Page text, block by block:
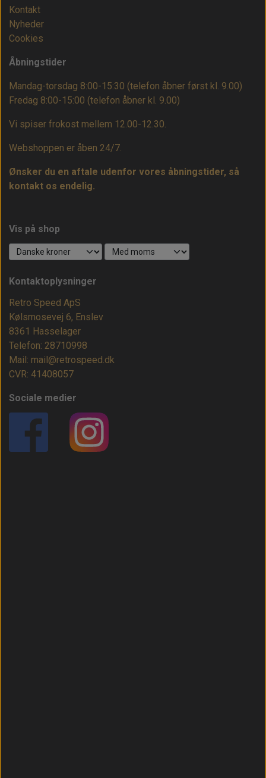
Kontakt
Nyheder
Cookies
Åbningstider
Mandag-torsdag 8:00-15:30 (telefon åbner først kl. 9.00)
Fredag 8:00-15:00 (telefon åbner kl. 9.00)
Vi spiser frokost mellem 12.00-12.30.
Webshoppen er åben 24/7.
Ønsker du en aftale udenfor vores åbningstider, så
kontakt os endelig.
Vis på shop
Kontaktoplysninger
Retro Speed ApS
Kølsmosevej 6, Enslev
8361 Hasselager
Telefon: 28710998
Mail: mail@retrospeed.dk
CVR: 41408057
Sociale medier